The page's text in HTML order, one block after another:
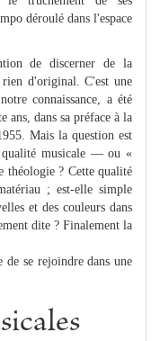
déroulé dans l'espace
de discerner de la
rien d'original. C'est une
connaissance, a été
dans sa préface à la
Mais la question est
musicale — ou «
? Cette qualité
; est-elle simple
et des couleurs dans
dite ? Finalement la
se rejoindre dans une